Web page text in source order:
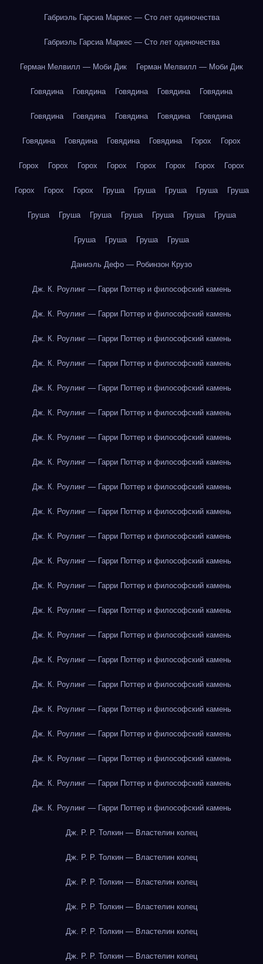
Габриэль Гарсиа Маркес — Сто лет одиночества
Габриэль Гарсиа Маркес — Сто лет одиночества
Герман Мелвилл — Моби Дик Герман Мелвилл — Моби Дик
Говядина Говядина Говядина Говядина Говядина
Говядина Говядина Говядина Говядина Говядина
Говядина Говядина Говядина Говядина Горох Горох
Горох Горох Горох Горох Горох Горох Горох Горох
Горох Горох Горох Груша Груша Груша Груша Груша
Груша Груша Груша Груша Груша Груша Груша
Груша Груша Груша Груша
Даниэль Дефо — Робинзон Крузо
Дж. К. Роулинг — Гарри Поттер и философский камень
Дж. К. Роулинг — Гарри Поттер и философский камень
Дж. К. Роулинг — Гарри Поттер и философский камень
Дж. К. Роулинг — Гарри Поттер и философский камень
Дж. К. Роулинг — Гарри Поттер и философский камень
Дж. К. Роулинг — Гарри Поттер и философский камень
Дж. К. Роулинг — Гарри Поттер и философский камень
Дж. К. Роулинг — Гарри Поттер и философский камень
Дж. К. Роулинг — Гарри Поттер и философский камень
Дж. К. Роулинг — Гарри Поттер и философский камень
Дж. К. Роулинг — Гарри Поттер и философский камень
Дж. К. Роулинг — Гарри Поттер и философский камень
Дж. К. Роулинг — Гарри Поттер и философский камень
Дж. К. Роулинг — Гарри Поттер и философский камень
Дж. К. Роулинг — Гарри Поттер и философский камень
Дж. К. Роулинг — Гарри Поттер и философский камень
Дж. К. Роулинг — Гарри Поттер и философский камень
Дж. К. Роулинг — Гарри Поттер и философский камень
Дж. К. Роулинг — Гарри Поттер и философский камень
Дж. К. Роулинг — Гарри Поттер и философский камень
Дж. К. Роулинг — Гарри Поттер и философский камень
Дж. К. Роулинг — Гарри Поттер и философский камень
Дж. Р. Р. Толкин — Властелин колец
Дж. Р. Р. Толкин — Властелин колец
Дж. Р. Р. Толкин — Властелин колец
Дж. Р. Р. Толкин — Властелин колец
Дж. Р. Р. Толкин — Властелин колец
Дж. Р. Р. Толкин — Властелин колец